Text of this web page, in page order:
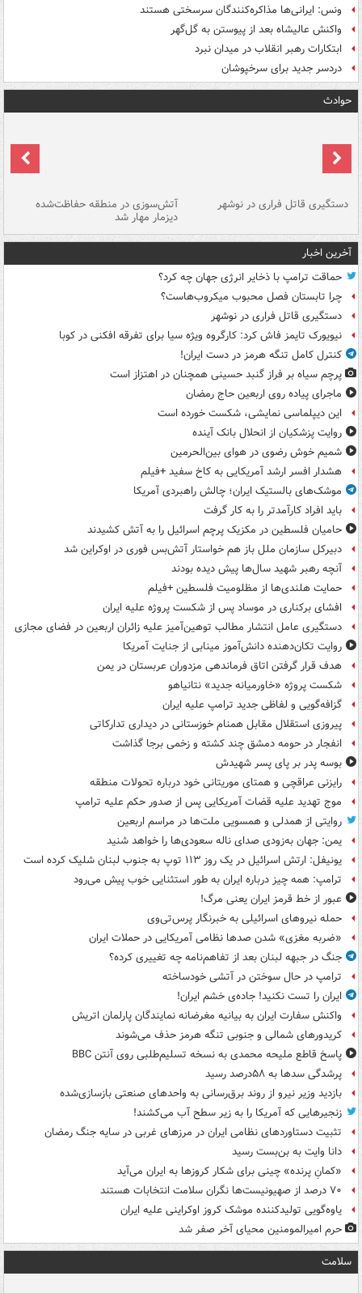
ونس: ایرانی‌ها مذاکره‌کنندگان سرسختی هستند
واکنش عالیشاه بعد از پیوستن به گل‌گهر
ابتکارات رهبر انقلاب در میدان نبرد
دردسر جدید برای سرخپوشان
حوادث
دستگیری قاتل فراری در نوشهر آتش‌سوزی در منطقه حفاظت‌شده
دیزمار مهار شد
آخرین اخبار
حماقت ترامپ با ذخایر انرژی جهان چه کرد؟
چرا تابستان فصل محبوب میکروب‌هاست؟
دستگیری قاتل فراری در نوشهر
نیویورک تایمز فاش کرد: کارگروه ویژه سیا برای تفرقه افکنی در کوبا
کنترل کامل تنگه هرمز در دست ایران!
پرچم سیاه بر فراز گنبد حسینی همچنان در اهتزاز است
ماجرای پیاده روی اربعین حاج رمضان
این دیپلماسی نمایشی، شکست خورده است
روایت پزشکیان از انحلال بانک آینده
شمیم خوش رضوی در هوای بین‌الحرمین
هشدار افسر ارشد آمریکایی به کاخ سفید +فیلم
موشک‌های بالستیک ایران؛ چالش راهبردی آمریکا
باید افراد کارآمدتر را به کار گرفت
حامیان فلسطین در مکزیک پرچم اسرائیل را به آتش کشیدند
دبیرکل سازمان ملل باز هم خواستار آتش‌بس فوری در اوکراین شد
آنچه رهبر شهید سال‌ها پیش دیده بودند
حمایت هلندی‌ها از مظلومیت فلسطین +فیلم
افشای برکناری در موساد پس از شکست پروژه علیه ایران
دستگیری عامل انتشار مطالب توهین‌آمیز علیه زائران اربعین در فضای مجازی
روایت تکان‌دهنده دانش‌آموز مینابی از جنایت آمریکا
هدف قرار گرفتن اتاق‌ فرماندهی مزدوران عربستان در یمن
شکست پروژه «خاورمیانه جدید» نتانیاهو
گزافه‌گویی و لفاظی جدید ترامپ علیه ایران
پیروزی استقلال مقابل همنام خوزستانی در دیداری تدارکاتی
انفجار در حومه دمشق چند کشته و زخمی برجا گذاشت
بوسه‌ پدر بر پای پسر شهیدش
رایزنی عراقچی و همتای موریتانی خود درباره تحولات منطقه
موج تهدید علیه قضات آمریکایی پس از صدور حکم علیه ترامپ
روایتی از همدلی و همسویی ملت‌ها در مراسم اربعین
یمن: جهان به‌زودی صدای ناله سعودی‌ها را خواهد شنید
یونیفل: ارتش اسرائیل در یک روز ۱۱۳ توپ به جنوب لبنان شلیک کرده است
ترامپ: همه چیز درباره ایران به طور استثنایی خوب پیش می‌رود
عبور از خط قرمز ایران یعنی مرگ!
حمله نیروهای اسرائیلی به خبرنگار پرس‌تی‌وی
«ضربه مغزی» شدن صدها نظامی آمریکایی در حملات ایران
جنگ در جبهه لبنان بعد از تفاهم‌نامه چه تغییری کرده؟
ترامپ در حال سوختن در آتشی خودساخته
ایران را تست نکنید! جاده‌ی خشم ایران!
واکنش سفارت ایران به بیانیه مغرضانه نمایندگان پارلمان اتریش
کریدورهای شمالی و جنوبی تنگه هرمز حذف می‌شوند
پاسخ قاطع ملیحه محمدی به نسخه تسلیم‌طلبی روی آنتن BBC
پرشدگی سدها به ۵۸درصد رسید
بازدید وزیر نیرو از روند برق‌رسانی به واحدهای صنعتی بازسازی‌شده
زنجیرهایی که آمریکا را به زیر سطح آب می‌کشند!
تثبیت دستاوردهای نظامی ایران در مرزهای غربی در سایه جنگ رمضان
دانا وایت به بن‌بست رسید
«کمانِ پرنده» چینی برای شکار کروزها به ایران می‌آید
۷۰ درصد از صهیونیست‌ها نگران سلامت انتخابات هستند
یاوه‌گویی تولیدکننده موشک کروز اوکراینی علیه ایران
حرم امیرالمومنین محیای آخر صفر شد
سلامت